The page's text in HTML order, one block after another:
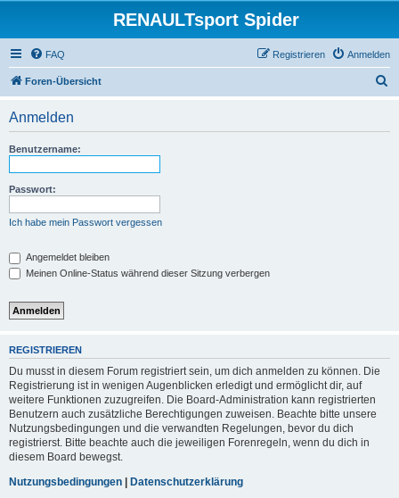
RENAULTsport Spider
FAQ Anmelden
Registrieren
Foren-Übersicht
Anmelden
Benutzername:
Passwort:
Ich habe mein Passwort vergessen
Angemeldet bleiben
Meinen Online-Status während dieser Sitzung verbergen
REGISTRIEREN
Du musst in diesem Forum registriert sein, um dich anmelden zu können. Die
Registrierung ist in wenigen Augenblicken erledigt und ermöglicht dir, auf
weitere Funktionen zuzugreifen. Die Board-Administration kann registrierten
Benutzern auch zusätzliche Berechtigungen zuweisen. Beachte bitte unsere
Nutzungsbedingungen und die verwandten Regelungen, bevor du dich
registrierst. Bitte beachte auch die jeweiligen Forenregeln, wenn du dich in
diesem Board bewegst.
Nutzungsbedingungen | Datenschutzerklärung